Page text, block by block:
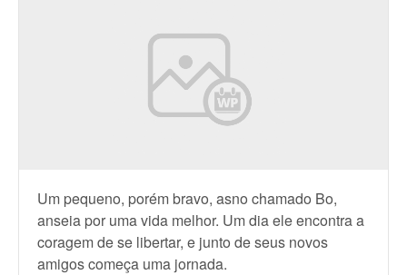
Um pequeno, porém bravo, asno chamado Bo,
anseia por uma vida melhor. Um dia ele encontra a
coragem de se libertar, e junto de seus novos
amigos começa uma jornada.